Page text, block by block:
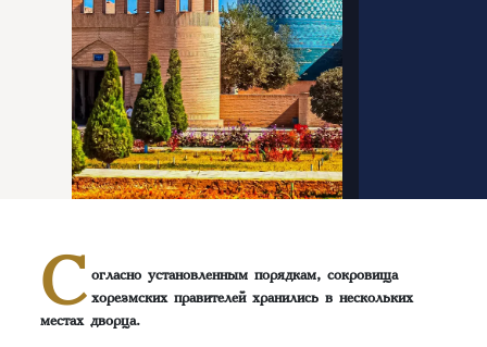
С огласно установленным порядкам, сокровища
хорезмских правителей хранились в нескольких
местах дворца.